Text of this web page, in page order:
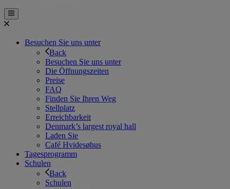
Besuchen Sie uns unter
Back
Besuchen Sie uns unter
Die Öffnungszeiten
Preise
FAQ
Finden Sie Ihren Weg
Stellplatz
Erreichbarkeit
Denmark’s largest royal hall
Laden Sie
Café Hvidesøhus
Tagesprogramm
Schulen
Back
Schulen